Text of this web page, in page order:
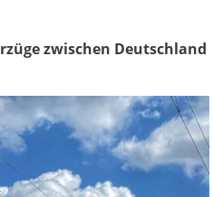
zwischen Deutschland